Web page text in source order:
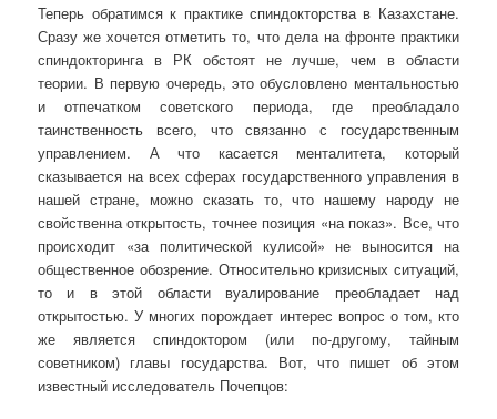
Теперь обратимся к практике спиндокторства в Казахстане.
Сразу же хочется отметить то, что дела на фронте практики
спиндокторинга в РК обстоят не лучше, чем в области
теории. В первую очередь, это обусловлено ментальностью
и отпечатком советского периода, где преобладало
таинственность всего, что связанно с государственным
управлением. А что касается менталитета, который
сказывается на всех сферах государственного управления в
нашей стране, можно сказать то, что нашему народу не
свойственна открытость, точнее позиция «на показ». Все, что
происходит «за политической кулисой» не выносится на
общественное обозрение. Относительно кризисных ситуаций,
то и в этой области вуалирование преобладает над
открытостью. У многих порождает интерес вопрос о том, кто
же является спиндоктором (или по-другому, тайным
советником) главы государства. Вот, что пишет об этом
известный исследователь Почепцов: